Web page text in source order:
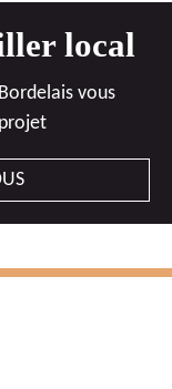
local
vous